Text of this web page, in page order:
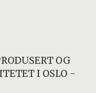
OG
I OSLO -